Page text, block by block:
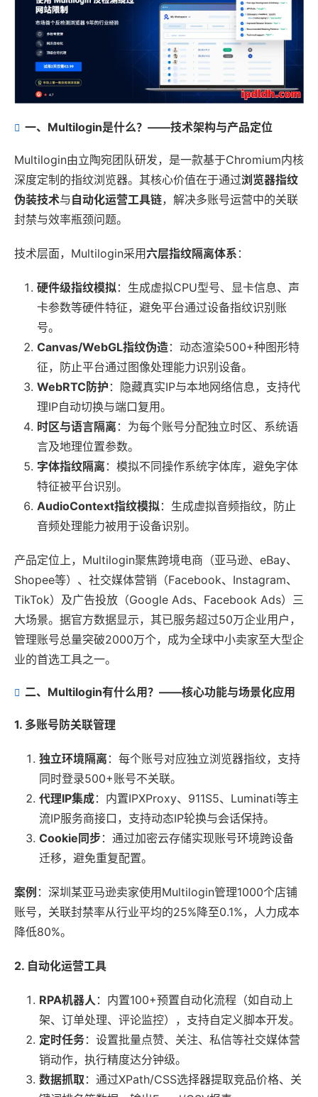
一、Multilogin是什么？——技术架构与产品定位
Multilogin由立陶宛团队研发，是一款基于Chromium内核
深度定制的指纹浏览器。其核心价值在于通过浏览器指纹
伪装技术与自动化运营工具链，解决多账号运营中的关联
封禁与效率瓶颈问题。
技术层面，Multilogin采用六层指纹隔离体系 ：
硬件级指纹模拟：生成虚拟CPU型号、显卡信息、声
卡参数等硬件特征，避免平台通过设备指纹识别账
号。
Canvas/WebGL指纹伪造：动态渲染500+种图形特
征，防止平台通过图像处理能力识别设备。
WebRTC防护 ：隐藏真实IP与本地网络信息，支持代
理IP自动切换与端口复用。
时区与语言隔离：为每个账号分配独立时区、系统语
言及地理位置参数。
字体指纹隔离：模拟不同操作系统字体库，避免字体
特征被平台识别。
AudioContext指纹模拟：生成虚拟音频指纹，防止
音频处理能力被用于设备识别。
产品定位上，Multilogin聚焦跨境电商（亚马逊、eBay、
Shopee等）、社交媒体营销（Facebook、Instagram、
TikTok）及广告投放（Google Ads、Facebook Ads）三
大场景。据官方数据显示，其已服务超过50万企业用户，
管理账号总量突破2000万个，成为全球中小卖家至大型企
业的首选工具之一。
二、Multilogin有什么用？——核心功能与场景化应用
1. 多账号防关联管理
独立环境隔离：每个账号对应独立浏览器指纹，支持
同时登录500+账号不关联。
代理IP集成：内置IPXProxy、911S5、Luminati等主
流IP服务商接口，支持动态IP轮换与会话保持。
Cookie同步：通过加密云存储实现账号环境跨设备
迁移，避免重复配置。
案例 ：深圳某亚马逊卖家使用Multilogin管理1000个店铺
账号，关联封禁率从行业平均的25%降至0.1%，人力成本
降低80%。
2. 自动化运营工具
RPA机器人 ：内置100+预置自动化流程（如自动上
架、订单处理、评论监控），支持自定义脚本开发。
定时任务：设置批量点赞、关注、私信等社交媒体营
销动作，执行精度达分钟级。
数据抓取 ：通过XPath/CSS选择器提取竞品价格、关